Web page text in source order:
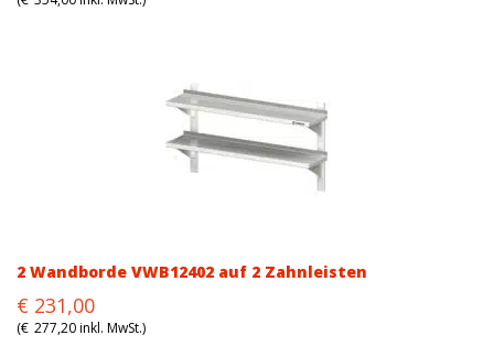
2 Wandborde VWB12402 auf 2 Zahnleisten
Original
price
€ 231,00
price
(€ 277,20inkl. MwSt.)